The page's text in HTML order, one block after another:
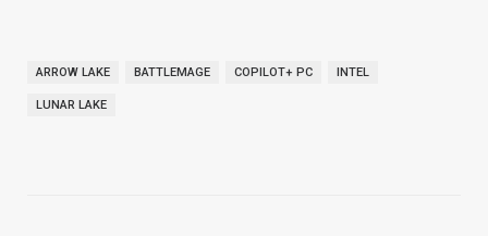
ARROW LAKE BATTLEMAGE COPILOT+ PC INTEL
LUNAR LAKE